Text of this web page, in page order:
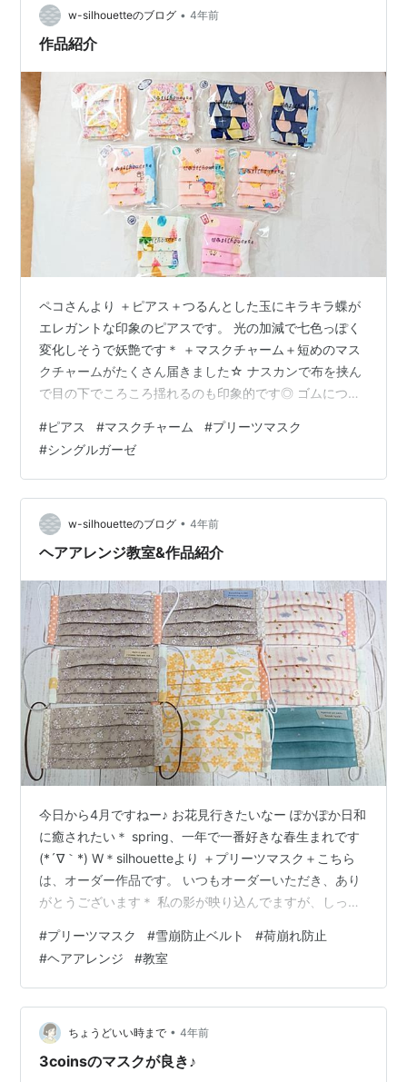
ぁ ＾＾ 私のマスク大サイズも新調しました。 とても気
に入ってたので、ボタンも使いまわしです◎ こんな…
w-silhouetteのブログ • 4年前
作品紹介
ペコさんより ＋ピアス＋つるんとした玉にキラキラ蝶が
エレガントな印象のピアスです。 光の加減で七色っぽく
変化しそうで妖艶です＊ ＋マスクチャーム＋短めのマス
クチャームがたくさん届きました☆ ナスカンで布を挟ん
で目の下でころころ揺れるのも印象的です◎ ゴムにつけ
リーツマスク＋小サイズ女の子用が完売していましたの
でお休み中に張り切って縫いました b'∀｀ ネイビー生地
のアニマル、ずっとブタさんだと思ってたのに、あ
れ？！ネコ？ (*^m^*)姉妹でお揃いっぽくしたいとご要
望いただきました。 ありがとうございます。 気に入って
くれるのあっ…
#ピアス #マスクチャーム #プリーツマスク
#シングルガーゼ
w-silhouetteのブログ • 4年前
ヘアアレンジ教室&作品紹介
今日から4月ですねー♪ お花見行きたいなー ぽかぽか日和
に癒されたい＊ spring、一年で一番好きな春生まれです
(*´∇｀*) W＊silhouetteより ＋プリーツマスク＋こちら
は、オーダー作品です。 いつもオーダーいただき、あり
がとうございます＊ 私の影が映り込んでますが、しっか
供にしていただけて嬉しい限りです＊ これからは暖かく
なってくるので汗や花粉対策に、一日の途中でチェンジ
してくださいね◎ 気分転換☆リフレッシュ♪ ＋雪崩防止
ベルト＋マジックテープで簡単装着 右は貰われて行きま
した＊ありがとう 運転中のブレーキ対策に☆ 荷…
#プリーツマスク #雪崩防止ベルト #荷崩れ防止
#ヘアアレンジ #教室
ちょうどいい時まで • 4年前
3coinsのマスクが良き♪